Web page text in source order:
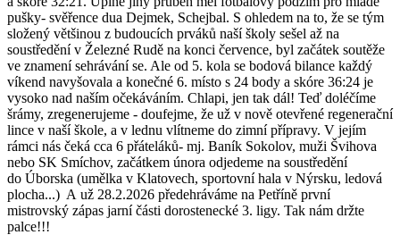
pušky- svěřence dua Dejmek, Schejbal. S ohledem na to, že se tým
složený většinou z budoucích prváků naší školy sešel až na
soustředění v Železné Rudě na konci července, byl začátek soutěže
ve znamení sehrávání se. Ale od 5. kola se bodová bilance každý
víkend navyšovala a konečné 6. místo s 24 body a skóre 36:24 je
vysoko nad naším očekáváním. Chlapi, jen tak dál! Teď doléčíme
šrámy, zregenerujeme - doufejme, že už v nově otevřené regenerační
lince v naší škole, a v lednu vlítneme do zimní přípravy. V jejím
rámci nás čeká cca 6 přáteláků- mj. Baník Sokolov, muži Švihova
nebo SK Smíchov, začátkem února odjedeme na soustředění
do Úborska (umělka v Klatovech, sportovní hala v Nýrsku, ledová
plocha...) A už 28.2.2026 předehráváme na Petříně první
mistrovský zápas jarní části dorostenecké 3. ligy. Tak nám držte
palce!!!